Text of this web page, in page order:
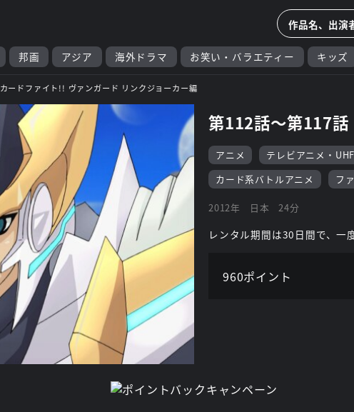
邦画 アジア 海外ドラマ お笑い・バラエティー キッズ
カードファイト!! ヴァンガード リンクジョーカー編
第112話～第117話
アニメ テレビアニメ・
カード系バトルアニメ
フ
2012年 日本 24分
レンタル期間は30日間で、一
960ポイント